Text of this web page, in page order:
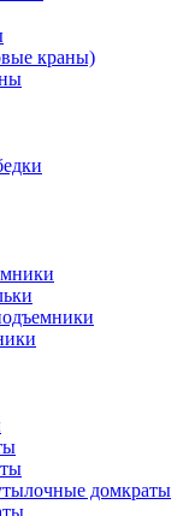
краны)
домкраты